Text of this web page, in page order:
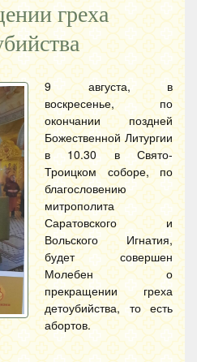
греха
9 августа, в
воскресенье, по
окончании поздней
Божественной Литургии
в 10.30 в Свято-
Троицком соборе, по
благословению
митрополита
Саратовского и
Вольского Игнатия,
будет совершен
Молебен о
прекращении греха
детоубийства, то есть
абортов.